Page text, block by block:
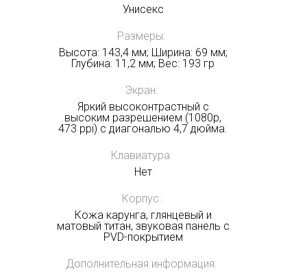
Унисекс
Размеры:
Высота: 143,4 мм; Ширина: 69 мм;
Глубина: 11,2 мм; Вес: 193 гр
Экран:
Яркий высоконтрастный с
высоким разрешением (1080p,
473 ppi) с диагональю 4,7 дюйма.
Клавиатура:
Нет
Корпус:
Кожа карунга, глянцевый и
матовый титан, звуковая панель с
PVD-покрытием
Дополнительная информация: